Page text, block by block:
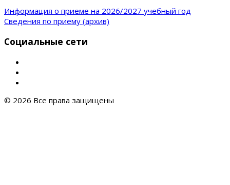
Информация о приеме на 2026/2027 учебный год
Сведения по приему (архив)
Социальные сети
© 2026 Все права защищены